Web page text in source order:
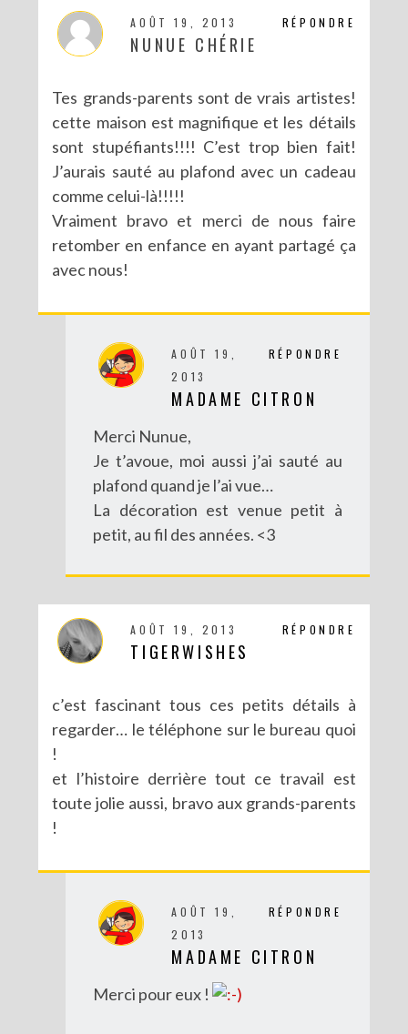
DIY – UN CALENDRIER DE L’AVENT TOUT EN IMAGES
DIY CRÉE TON BULLET JOURNAL (AVEC SCAN N CUT)
DIY : MA VALISETTE CITRON
RÉPONDRE
AOÛT 19, 2013
NUNUE CHÉRIE
Tes grands-parents sont de vrais artistes!
cette maison est magnifique et les détails
sont stupéfiants!!!! C’est trop bien fait!
J’aurais sauté au plafond avec un cadeau
comme celui-là!!!!!
Vraiment bravo et merci de nous faire
retomber en enfance en ayant partagé ça
avec nous!
RÉPONDRE
AOÛT 19,
2013
MADAME CITRON
Merci Nunue,
Je t’avoue, moi aussi j’ai sauté au
plafond quand je l’ai vue…
La décoration est venue petit à
petit, au fil des années. <3
RÉPONDRE
AOÛT 19, 2013
TIGERWISHES
c’est fascinant tous ces petits détails à
regarder… le téléphone sur le bureau quoi
!
et l’histoire derrière tout ce travail est
toute jolie aussi, bravo aux grands-parents
!
RÉPONDRE
AOÛT 19,
2013
MADAME CITRON
Merci pour eux !